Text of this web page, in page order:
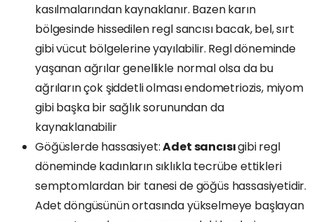
kasılmalarından kaynaklanır. Bazen karın
bölgesinde hissedilen regl sancısı bacak, bel, sırt
gibi vücut bölgelerine yayılabilir. Regl döneminde
yaşanan ağrılar genellikle normal olsa da bu
ağrıların çok şiddetli olması endometriozis, miyom
gibi başka bir sağlık sorunundan da
kaynaklanabilir
Göğüslerde hassasiyet:Adet sancısıgibi regl
döneminde kadınların sıklıkla tecrübe ettikleri
semptomlardan bir tanesi de göğüs hassasiyetidir.
Adet döngüsünün ortasında yükselmeye başlayan